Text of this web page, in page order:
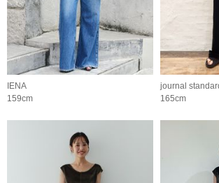
IENA
159cm
journal
165cm